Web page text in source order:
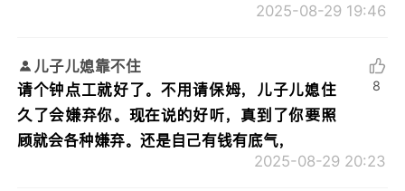
2025-08-29 19:46
儿子儿媳靠不住
请个钟点工就好了。不用请保姆，儿子儿媳住
久了会嫌弃你。现在说的好听，真到了你要照
顾就会各种嫌弃。还是自己有钱有底气，
2025-08-29 20:23
8